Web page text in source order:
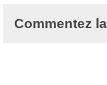
Commentez